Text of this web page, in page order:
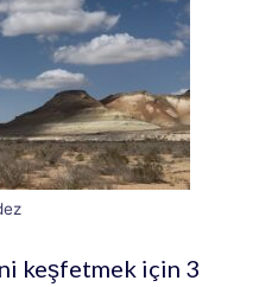
keşfetmek için 3